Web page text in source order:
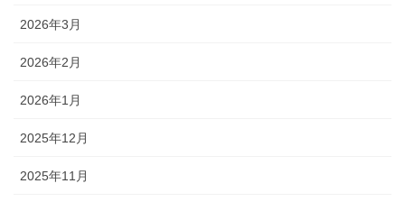
2026年3月
2026年2月
2026年1月
2025年12月
2025年11月